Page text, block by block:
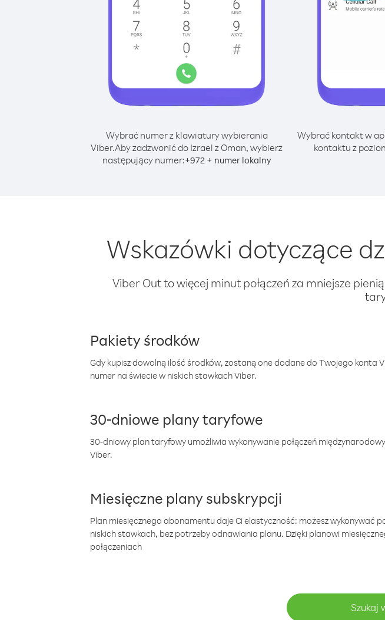
Wybrać numer z klawiatury wybierania
Viber.Aby zadzwonić do Izrael z Oman, wybierz
następujący numer:+972+ numer lokalny
Wybrać kontakt w
kontaktu z
Wskazówki dotyczące
Viber Out to więcej minut połączeń za mniejsze
Pakiety środków
Gdy kupisz dowolną ilość środków, zostaną one dodane do Twojego konta
numer na świecie w niskich stawkach Viber.
30-dniowe plany taryfowe
30-dniowy plan taryfowy umożliwia wykonywanie połączeń
Viber.
Miesięczne plany subskrypcji
Plan miesięcznego abonamentu daje Ci elastyczność: możesz wykonywać
niskich stawkach, bez potrzeby odnawiania planu. Dzięki planowi
połączeniach
Szukaj